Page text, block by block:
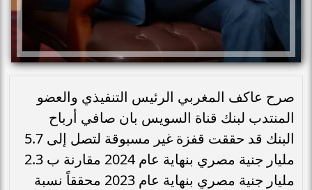
صرح عاكف المغربي الرئيس التنفيذي والعضو
المنتدب لبنك قناة السويس بان صافي أرباح
البنك قد حققت قفزة غير مسبوقة لتصل إلى 5.7
مليار جنية مصري بنهاية عام 2024 مقارنة ب 2.3
مليار جنية مصري بنهاية عام 2023 محققاً نسبة